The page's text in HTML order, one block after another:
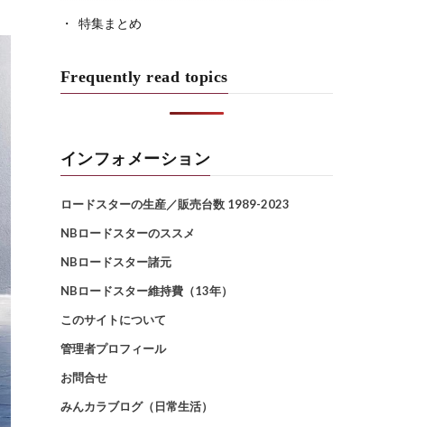
特集まとめ
Frequently read topics
インフォメーション
ロードスターの生産／販売台数 1989-2023
NBロードスターのススメ
NBロードスター諸元
NBロードスター維持費（13年）
このサイトについて
管理者プロフィール
お問合せ
みんカラブログ（日常生活）